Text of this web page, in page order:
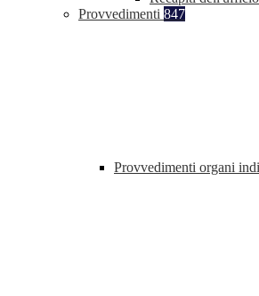
Provvedimenti 847
Provvedimenti organi